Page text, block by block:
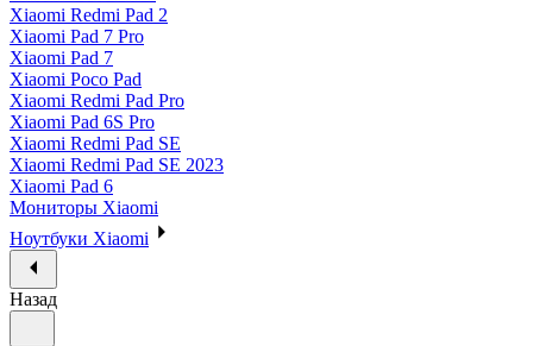
Xiaomi Redmi Pad 2
Xiaomi Pad 7 Pro
Xiaomi Pad 7
Xiaomi Poco Pad
Xiaomi Redmi Pad Pro
Xiaomi Pad 6S Pro
Xiaomi Redmi Pad SE
Xiaomi Redmi Pad SE 2023
Xiaomi Pad 6
Мониторы Xiaomi
Ноутбуки Xiaomi
Назад